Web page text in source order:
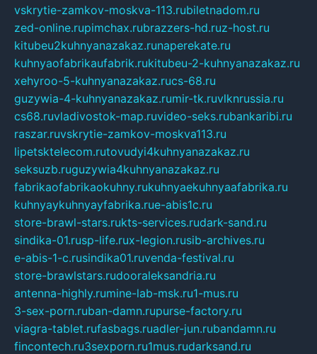
vskrytie-zamkov-moskva-113.rubiletnadom.ru
zed-online.rupimchax.rubrazzers-hd.ruz-host.ru
kitubeu2kuhnyanazakaz.runaperekate.ru
kuhnyaofabrikaufabrik.rukitubeu-2-kuhnyanazakaz.ru
xehyroo-5-kuhnyanazakaz.rucs-68.ru
guzywia-4-kuhnyanazakaz.rumir-tk.ruvlknrussia.ru
cs68.ruvladivostok-map.ruvideo-seks.rubankaribi.ru
raszar.ruvskrytie-zamkov-moskva113.ru
lipetsktelecom.rutovudyi4kuhnyanazakaz.ru
seksuzb.ruguzywia4kuhnyanazakaz.ru
fabrikaofabrikaokuhny.rukuhnyaekuhnyaafabrika.ru
kuhnyaykuhnyayfabrika.rue-abis1c.ru
store-brawl-stars.rukts-services.rudark-sand.ru
sindika-01.rusp-life.rux-legion.rusib-archives.ru
e-abis-1-c.rusindika01.ruvenda-festival.ru
store-brawlstars.rudooraleksandria.ru
antenna-highly.rumine-lab-msk.ru1-mus.ru
3-sex-porn.ruban-damn.rupurse-factory.ru
viagra-tablet.rufasbags.ruadler-jun.rubandamn.ru
fincontech.ru3sexporn.ru1mus.rudarksand.ru